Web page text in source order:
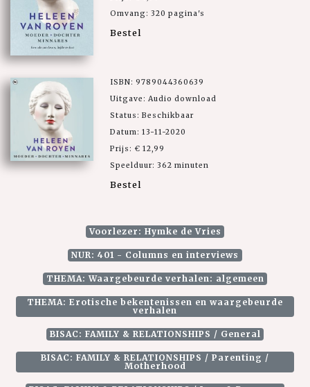
Omvang: 320 pagina's
Bestel
ISBN: 9789044360639
Uitgave: Audio download
Status: Beschikbaar
Datum: 13-11-2020
Prijs: € 12,99
Speelduur: 362 minuten
Bestel
Voorlezer: Hymke de Vries
NUR: 401 - Columns en interviews
THEMA: Waargebeurde verhalen: algemeen
THEMA: Erotische bekentenissen en waargebeurde
verhalen
BISAC: FAMILY & RELATIONSHIPS / General
BISAC: FAMILY & RELATIONSHIPS / Parenting /
Motherhood